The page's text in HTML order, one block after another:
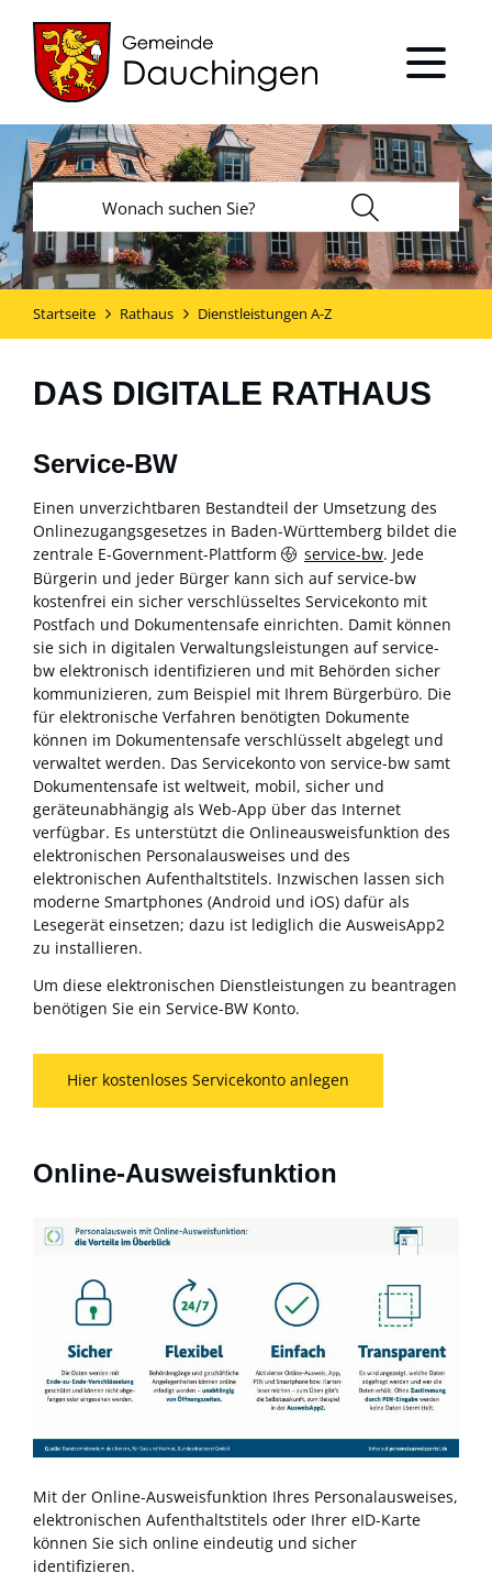
Startseite Rathaus Dienstleistungen A-Z
DAS DIGITALE RATHAUS
Service-BW
Einen unverzichtbaren Bestandteil der Umsetzung des
Onlinezugangsgesetzes in Baden-Württemberg bildet die
zentrale E-Government-Plattform
service-bw. Jede
Bürgerin und jeder Bürger kann sich auf service-bw
kostenfrei ein sicher verschlüsseltes Servicekonto mit
Postfach und Dokumentensafe einrichten. Damit können
sie sich in digitalen Verwaltungsleistungen auf service-
bw elektronisch identifizieren und mit Behörden sicher
kommunizieren, zum Beispiel mit Ihrem Bürgerbüro. Die
für elektronische Verfahren benötigten Dokumente
können im Dokumentensafe verschlüsselt abgelegt und
verwaltet werden. Das Servicekonto von service-bw samt
Dokumentensafe ist weltweit, mobil, sicher und
geräteunabhängig als Web-App über das Internet
verfügbar. Es unterstützt die Onlineausweisfunktion des
elektronischen Personalausweises und des
elektronischen Aufenthaltstitels. Inzwischen lassen sich
moderne Smartphones (Android und iOS) dafür als
Lesegerät einsetzen; dazu ist lediglich die AusweisApp2
zu installieren.
Um diese elektronischen Dienstleistungen zu beantragen
benötigen Sie ein Service-BW Konto.
Hier kostenloses Servicekonto anlegen
Online-Ausweisfunktion
Mit der Online-Ausweisfunktion Ihres Personalausweises,
elektronischen Aufenthaltstitels oder Ihrer eID-Karte
können Sie sich online eindeutig und sicher
identifizieren.